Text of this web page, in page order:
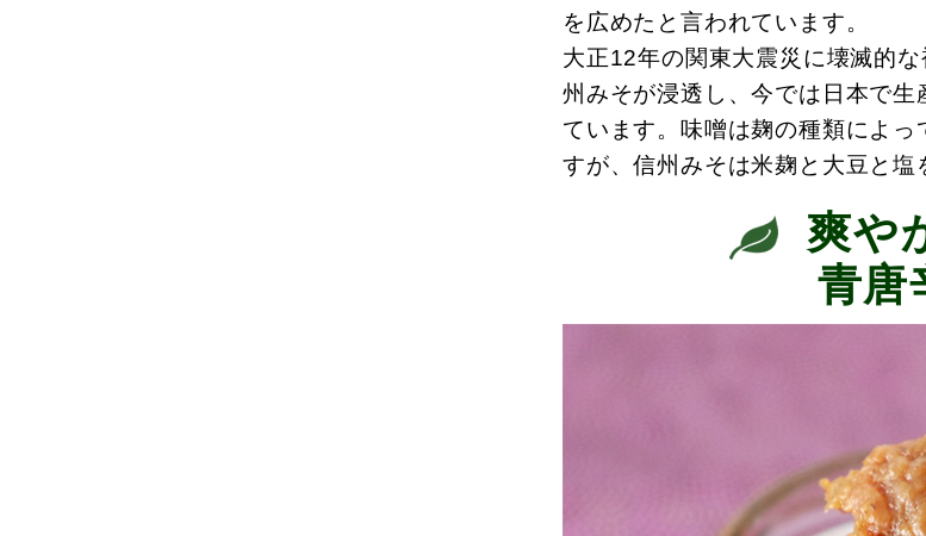
を広めたと言われています。
大正12年の関東大震災に壊滅的
州みそが浸透し、今では日本で
ています。味噌は麹の種類によ
すが、信州みそは米麹と大豆と塩
爽や
青唐